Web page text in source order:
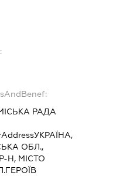
РАДА
УКРАЇНА,
ОБЛ.,
Н, МІСТО